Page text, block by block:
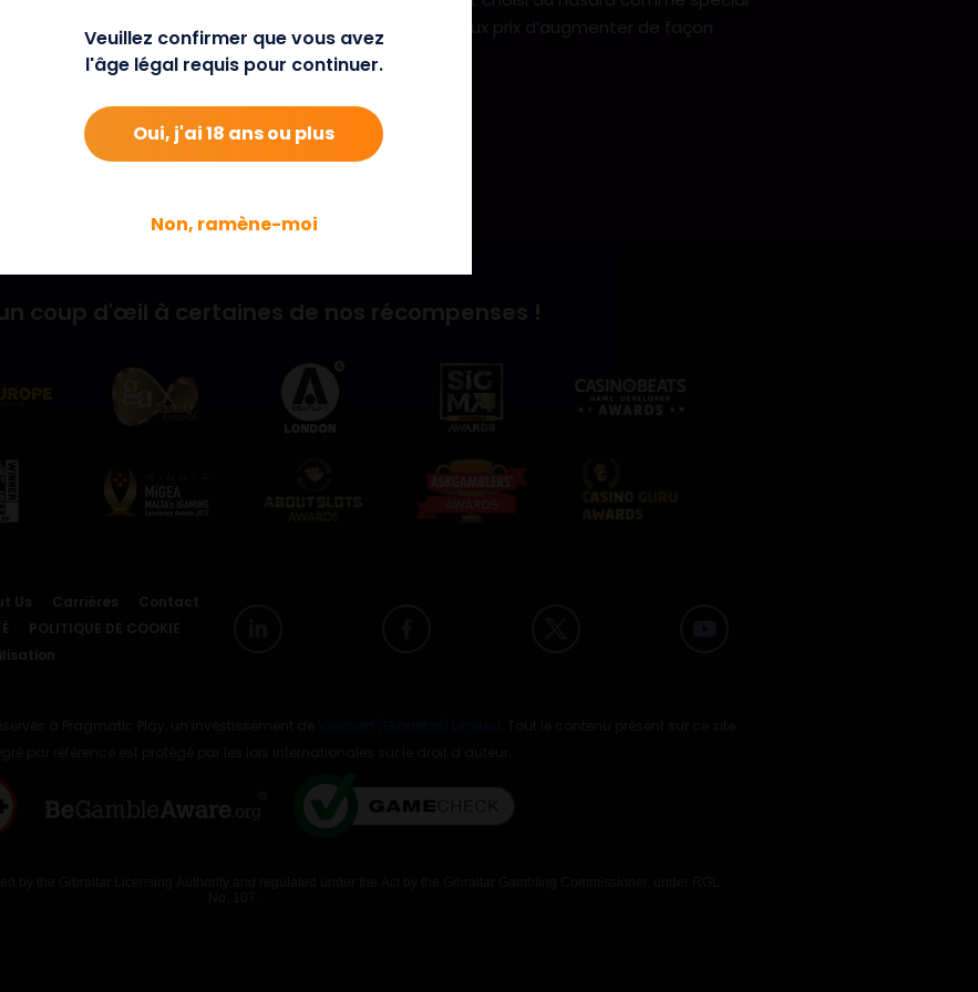
chaque gain réalisé augmente sa valeur, permettant aux prix d’augmenter de façon
coup d'œil à certaines de nos récompenses !
Us Carrières
Contact
POLITIQUE DE COOKIE
Veuillez confirmer que vous avez
l'âge légal requis pour continuer.
Oui, j'ai 18 ans ou plus
Non, ramène-moi